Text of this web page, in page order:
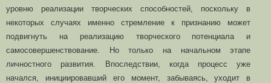
уровню реализации творческих способностей, поскольку в
некоторых случаях именно стремление к признанию может
подвигнуть на реализацию творческого потенциала и
самосовершенствование. Но только на начальном этапе
личностного развития. Впоследствии, когда процесс уже
начался, инициировавший его момент, забываясь, уходит в